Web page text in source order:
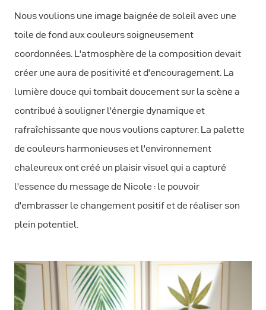
Nous voulions une image baignée de soleil avec une
toile de fond aux couleurs soigneusement
coordonnées. L'atmosphère de la composition devait
créer une aura de positivité et d'encouragement. La
lumière douce qui tombait doucement sur la scène a
contribué à souligner l'énergie dynamique et
rafraîchissante que nous voulions capturer. La palette
de couleurs harmonieuses et l'environnement
chaleureux ont créé un plaisir visuel qui a capturé
l'essence du message de Nicole : le pouvoir
d'embrasser le changement positif et de réaliser son
plein potentiel.